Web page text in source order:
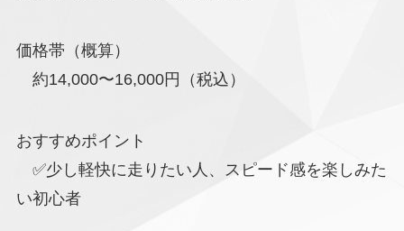
価格帯（概算）
約14,000〜16,000円（税込）
おすすめポイント
✅少し軽快に走りたい人、スピード感を楽しみた
い初心者